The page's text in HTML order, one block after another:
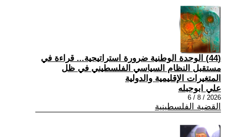
(44) الوحدة الوطنية ضرورة استراتيجية... قراءة في
مستقبل النظام السياسي الفلسطيني في ظل
المتغيرات الإقليمية والدولية
علي ابوحبله
2026 / 8 / 6
القضية الفلسطينية